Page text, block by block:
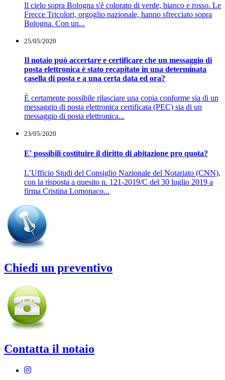
Il cielo sopra Bologna s'è colorato di verde, bianco e rosso. Le
Frecce Tricolori, orgoglio nazionale, hanno sfrecciato sopra
Bologna. Con un...
25/05/2020
Il notaio può accertare e certificare che un messaggio di
posta elettronica è stato recapitato in una determinata
casella di posta e a una certa data ed ora?
È certamente possibile rilasciare una copia conforme sia di un
messaggio di posta elettronica certificata (PEC) sia di un
messaggio di posta elettronica...
23/05/2020
E' possibili costituire il diritto di abitazione pro quota?
L’Ufficio Studi del Consiglio Nazionale del Notariato (CNN),
con la risposta a quesito n. 121-2019/C del 30 luglio 2019 a
firma Cristina Lomonaco...
Chiedi un preventivo
Contatta il notaio